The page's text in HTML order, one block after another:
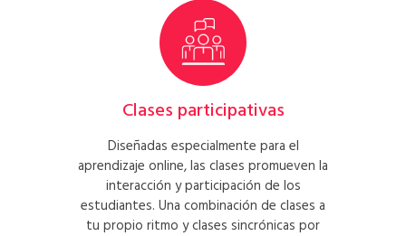
Clases participativas
Diseñadas especialmente para el
aprendizaje online, las clases promueven la
interacción y participación de los
estudiantes. Una combinación de clases a
tu propio ritmo y clases sincrónicas por